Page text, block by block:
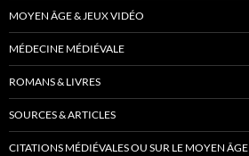
MOYEN ÂGE & JEUX VIDÉO
MÉDECINE MÉDIÉVALE
ROMANS & LIVRES
SOURCES & ARTICLES
CITATIONS MÉDIÉVALES OU SUR LE MOYEN ÂGE